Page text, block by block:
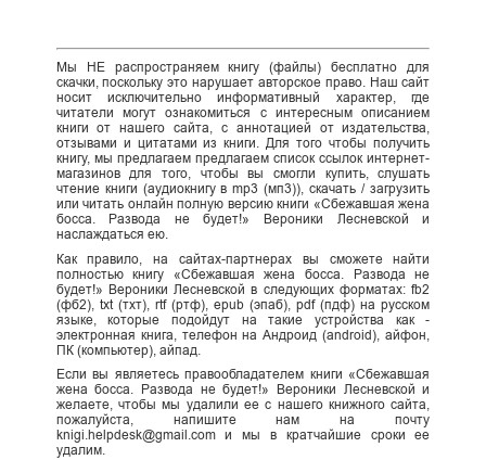
Мы НЕ распространяем книгу (файлы) бесплатно для
скачки, поскольку это нарушает авторское право. Наш сайт
носит исключительно информативный характер, где
читатели могут ознакомиться с интересным описанием
книги от нашего сайта, с аннотацией от издательства,
отзывами и цитатами из книги. Для того чтобы получить
книгу, мы предлагаем предлагаем список ссылок интернет-
магазинов для того, чтобы вы смогли купить, слушать
чтение книги (аудиокнигу в mp3 (мп3)), скачать / загрузить
или читать онлайн полную версию книги «Сбежавшая жена
босса. Развода не будет!» Вероники Лесневской и
наслаждаться ею.
Как правило, на сайтах-партнерах вы сможете найти
полностью книгу «Сбежавшая жена босса. Развода не
будет!» Вероники Лесневской в следующих форматах: fb2
(фб2), txt (тхт), rtf (ртф), epub (эпаб), pdf (пдф) на русском
языке, которые подойдут на такие устройства как -
электронная книга, телефон на Андроид (android), айфон,
ПК (компьютер), айпад.
Если вы являетесь правообладателем книги «Сбежавшая
жена босса. Развода не будет!» Вероники Лесневской и
желаете, чтобы мы удалили ее с нашего книжного сайта,
пожалуйста, напишите нам на почту
knigi.helpdesk@gmail.com и мы в кратчайшие сроки ее
удалим.